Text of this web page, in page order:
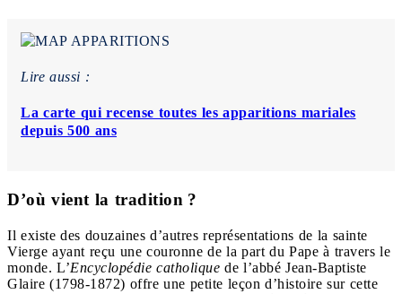
Lire aussi :
La carte qui recense toutes les apparitions mariales
depuis 500 ans
D’où vient la tradition ?
Il existe des douzaines d’autres représentations de la sainte
Vierge ayant reçu une couronne de la part du Pape à travers le
monde. L’Encyclopédie catholique de l’abbé Jean-Baptiste
Glaire (1798-1872) offre une petite leçon d’histoire sur cette